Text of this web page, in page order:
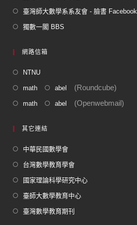
臺灣師大數學系系友會 - 臉書 Facebook
獨數一閣 BBS
網路信箱
NTNU
math abel (Roundcube)
math abel (Openwebmail)
其它連結
中華民國數學會
台灣數學教育學會
國家理論科學研究中心
臺師大數學教育中心
臺灣數學教育期刊